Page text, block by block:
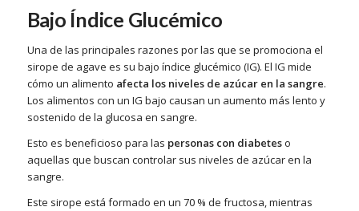
Bajo Índice Glucémico
Una de las principales razones por las que se promociona el
sirope de agave es su bajo índice glucémico (IG). El IG mide
cómo un alimento afecta los niveles de azúcar en la sangre.
Los alimentos con un IG bajo causan un aumento más lento y
sostenido de la glucosa en sangre.
Esto es beneficioso para las personas con diabeteso
aquellas que buscan controlar sus niveles de azúcar en la
sangre.
Este sirope está formado en un 70 % de fructosa, mientras